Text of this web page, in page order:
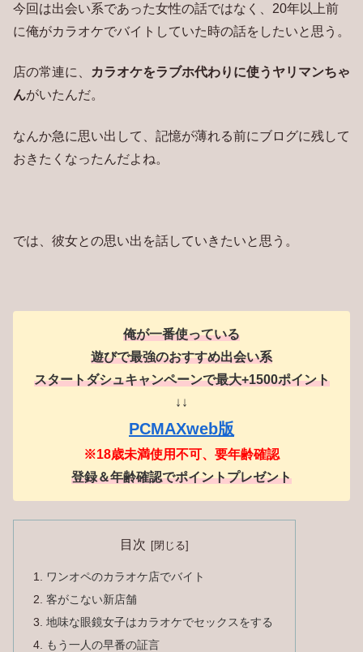
今回は出会い系であった女性の話ではなく、20年以上前
に俺がカラオケでバイトしていた時の話をしたいと思う。
店の常連に、
カラオケをラブホ代わりに使うヤリマンちゃ
んがいたんだ。
なんか急に思い出して、記憶が薄れる前にブログに残して
おきたくなったんだよね。
では、彼女との思い出を話していきたいと思う。
俺が一番使っている
遊びで最強のおすすめ出会い系
スタートダシュキャンペーンで最大+1500ポイント
↓↓
PCMAXweb版
※18歳未満使用不可、要年齢確認
登録＆年齢確認でポイントプレゼント
目次
ワンオペのカラオケ店でバイト
客がこない新店舗
地味な眼鏡女子はカラオケでセックスをする
もう一人の早番の証言